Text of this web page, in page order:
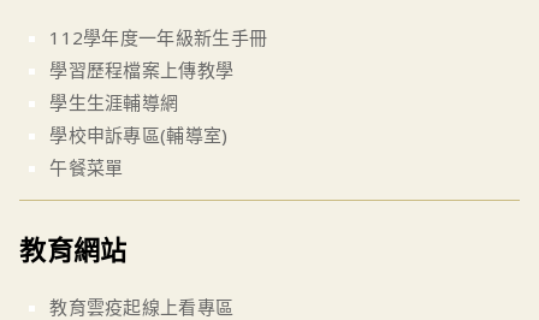
112學年度一年級新生手冊
學習歷程檔案上傳教學
學生生涯輔導網
學校申訴專區(輔導室)
午餐菜單
教育網站
教育雲疫起線上看專區